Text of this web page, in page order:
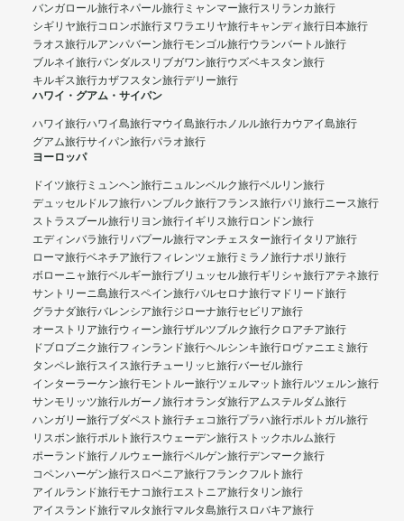
バンガロール旅行ネパール旅行 ミャンマー旅行スリランカ旅行
シギリヤ旅行コロンボ旅行ヌワラエリヤ旅行キャンディ旅行日本旅行
ラオス旅行ルアンパバーン旅行モンゴル旅行ウランバートル旅行
ブルネイ旅行バンダルスリブガワン旅行ウズベキスタン旅行
キルギス旅行カザフスタン旅行デリー旅行
ハワイ・グアム・サイパン
ハワイ旅行ハワイ島旅行マウイ島旅行ホノルル旅行カウアイ島旅行
グアム旅行サイパン旅行パラオ旅行
ヨーロッパ
ドイツ旅行 ミュンヘン旅行ニュルンベルク旅行ベルリン旅行
デュッセルドルフ旅行ハンブルク旅行フランス旅行パリ旅行ニース旅行
ストラスブール旅行リヨン旅行イギリス旅行ロンドン旅行
エディンバラ旅行リバプール旅行マンチェスター旅行イタリア旅行
ローマ旅行ベネチア旅行フィレンツェ旅行 ミラノ旅行ナポリ旅行
ボローニャ旅行ベルギー旅行ブリュッセル旅行ギリシャ旅行アテネ旅行
サントリーニ島旅行スペイン旅行バルセロナ旅行マドリード旅行
グラナダ旅行バレンシア旅行ジローナ旅行セビリア旅行
オーストリア旅行ウィーン旅行ザルツブルク旅行クロアチア旅行
ドブロブニク旅行フィンランド旅行ヘルシンキ旅行ロヴァニエミ旅行
タンペレ旅行スイス旅行チューリッヒ旅行バーゼル旅行
インターラーケン旅行モントルー旅行ツェルマット旅行ルツェルン旅行
サンモリッツ旅行ルガーノ旅行オランダ旅行アムステルダム旅行
ハンガリー旅行ブダペスト旅行チェコ旅行プラハ旅行ポルトガル旅行
リスボン旅行ポルト旅行スウェーデン旅行ストックホルム旅行
ポーランド旅行ノルウェー旅行ベルゲン旅行デンマーク旅行
コペンハーゲン旅行スロベニア旅行フランクフルト旅行
アイルランド旅行モナコ旅行エストニア旅行タリン旅行
アイスランド旅行マルタ旅行マルタ島旅行スロバキア旅行